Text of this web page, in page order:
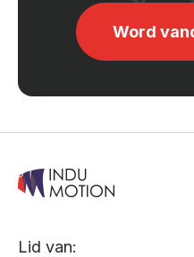
Word
Lid van: